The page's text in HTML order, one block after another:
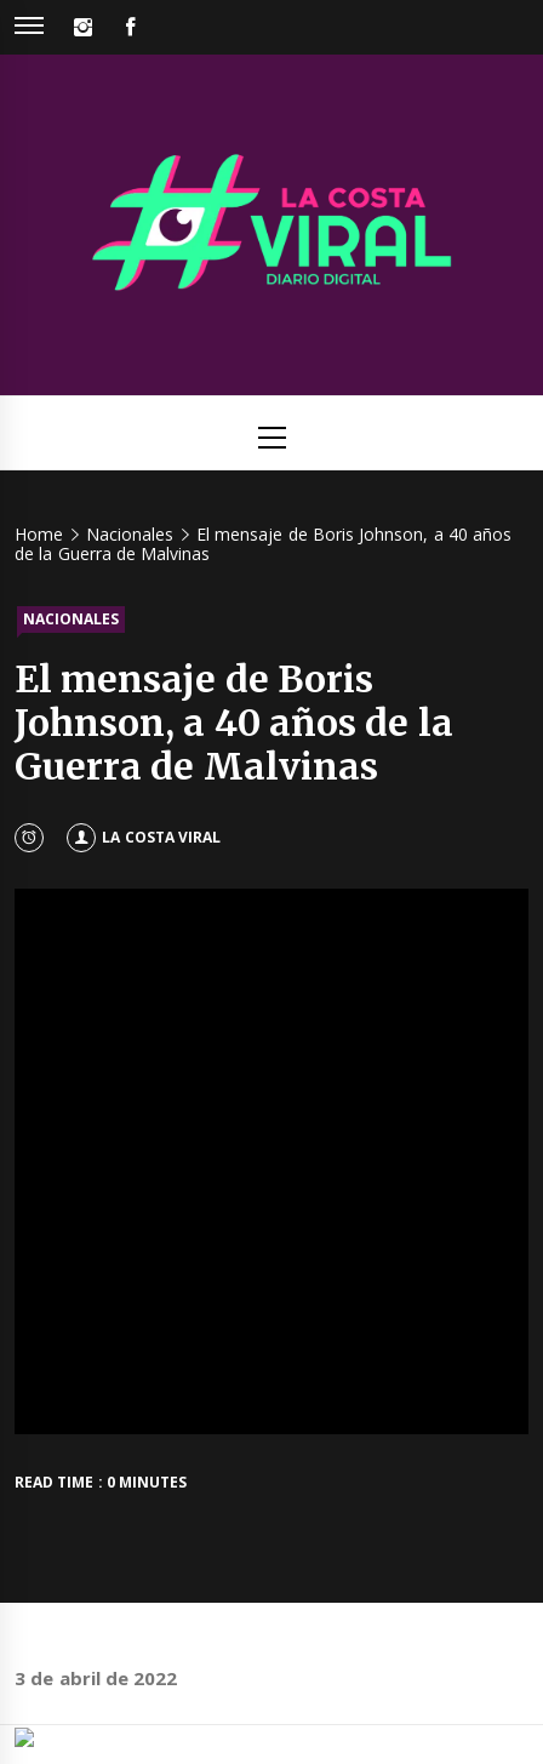
Skip
INSTAGRAM
Viral
Menu
Home Nacionales
El mensaje de Boris Johnson, a 40 años
de la Guerra de Malvinas
NACIONALES
El mensaje de Boris
Johnson, a 40 años de la
Guerra de Malvinas
LA COSTA VIRAL
READ TIME : 0 MINUTES
3 de abril de 2022